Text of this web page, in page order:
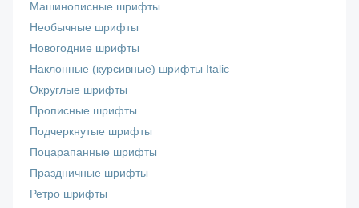
Машинописные шрифты
Необычные шрифты
Новогодние шрифты
Наклонные (курсивные) шрифты Italic
Округлые шрифты
Прописные шрифты
Подчеркнутые шрифты
Поцарапанные шрифты
Праздничные шрифты
Ретро шрифты